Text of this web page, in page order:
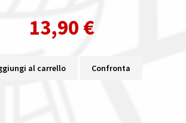
13,90 €
al carrello Confronta